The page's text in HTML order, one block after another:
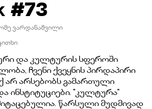
#73
ვარდანაშვილი
და კულტურის სფეროში
ჩვენი ქვეყნის პირდაპირი
არ არსებობს გამართული
ინსტიტუციები. ''კულტურა''
წარსული მუდმივად